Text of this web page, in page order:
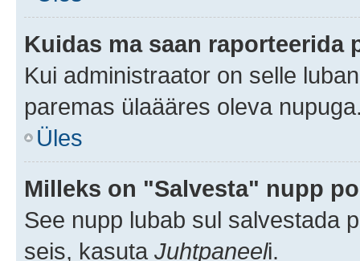
Kuidas ma saan raporteerida
Kui administraator on selle
paremas ülaääres oleva
Üles
Milleks on "Salvesta" nupp
See nupp lubab sul salvestada
seis, kasuta Juhtpaneeli.